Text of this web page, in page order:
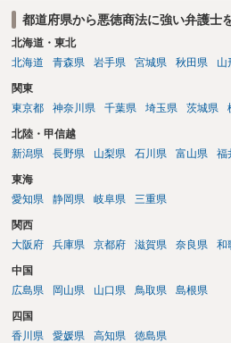
都道府県から悪徳商法に強い弁護士
北海道・東北
北海道
青森県 岩手県 宮城県 秋田県 山
関東
東京都
神奈川県 千葉県 埼玉県 茨城県
北陸・甲信越
新潟県
長野県 山梨県 石川県 富山県 福
東海
愛知県
静岡県 岐阜県 三重県
関西
大阪府
兵庫県 京都府 滋賀県 奈良県 和
中国
広島県
岡山県 山口県 鳥取県 島根県
四国
香川県
愛媛県 高知県 徳島県